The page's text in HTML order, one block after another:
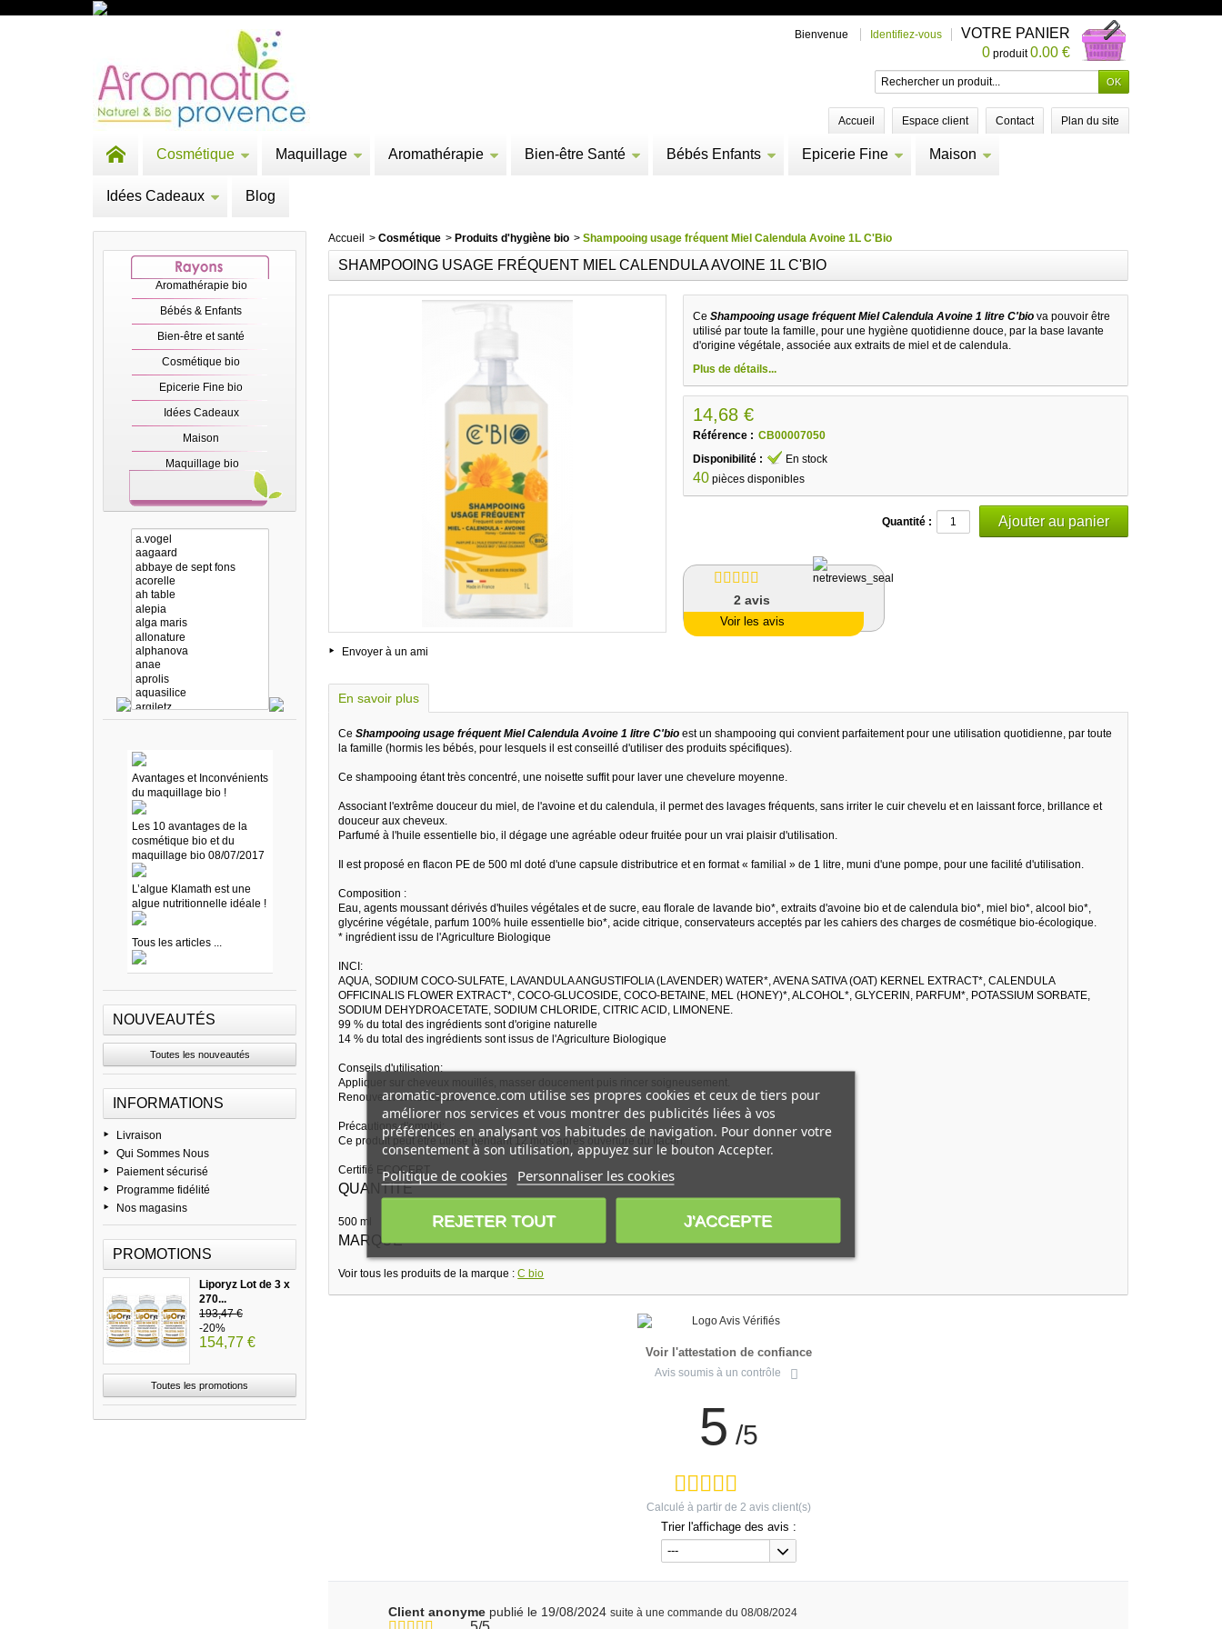
Bienvenue Identifiez-vous
VOTRE PANIER
0 produit0.00 €
Accueil Espace client Contact Plan du site
Cosmétique Maquillage Aromathérapie Bien-être Santé Bébés Enfants Epicerie Fine Maison
Idées Cadeaux Blog
Aromathérapie bio
Bébés & Enfants
Bien-être et santé
Cosmétique bio
Epicerie Fine bio
Idées Cadeaux
Maison
Maquillage bio
Avantages et Inconvénients
du maquillage bio !
Les 10 avantages de la
cosmétique bio et du
maquillage bio 08/07/2017
L’algue Klamath est une
algue nutritionnelle idéale !
Tous les articles ...
NOUVEAUTÉS
Toutes les nouveautés
INFORMATIONS
Livraison
Qui Sommes Nous
Paiement sécurisé
Programme fidélité
Nos magasins
PROMOTIONS
Liporyz Lot de 3 x
270...
193,47 €
-20%
154,77 €
Toutes les promotions
Accueil > Cosmétique > Produits d'hygiène bio > Shampooing usage fréquent Miel Calendula Avoine 1L C'Bio
SHAMPOOING USAGE FRÉQUENT MIEL CALENDULA AVOINE 1L C'BIO
Envoyer à un ami
CeShampooing usage fréquent Miel Calendula Avoine 1 litre C'bio va pouvoir être
utilisé par toute la famille, pour une hygiène quotidienne douce, par la base lavante
d'origine végétale, associée aux extraits de miel et de calendula.
Plus de détails...
14,68 €
Référence : CB00007050
Disponibilité :
En stock
40 pièces disponibles
Quantité :
2avis
Voir les avis
En savoir plus
CeShampooing usage fréquent Miel Calendula Avoine 1 litre C'bio est un shampooing qui convient parfaitement pour une utilisation quotidienne, par toute
la famille (hormis les bébés, pour lesquels il est conseillé d'utiliser des produits spécifiques).
Ce shampooing étant très concentré, une noisette suffit pour laver une chevelure moyenne.
Associant l'extrême douceur du miel, de l'avoine et du calendula, il permet des lavages fréquents, sans irriter le cuir chevelu et en laissant force, brillance et
douceur aux cheveux.
Parfumé à l'huile essentielle bio, il dégage une agréable odeur fruitée pour un vrai plaisir d'utilisation.
Il est proposé en flacon PE de 500 ml doté d'une capsule distributrice et en format « familial » de 1 litre, muni d'une pompe, pour une facilité d'utilisation.
Composition :
Eau, agents moussant dérivés d'huiles végétales et de sucre, eau florale de lavande bio*, extraits d'avoine bio et de calendula bio*, miel bio*, alcool bio*,
glycérine végétale, parfum 100% huile essentielle bio*, acide citrique, conservateurs acceptés par les cahiers des charges de cosmétique bio-écologique.
* ingrédient issu de l'Agriculture Biologique
INCI:
AQUA, SODIUM COCO-SULFATE, LAVANDULA ANGUSTIFOLIA (LAVENDER) WATER*, AVENA SATIVA (OAT) KERNEL EXTRACT*, CALENDULA
OFFICINALIS FLOWER EXTRACT*, COCO-GLUCOSIDE, COCO-BETAINE, MEL (HONEY)*, ALCOHOL*, GLYCERIN, PARFUM*, POTASSIUM SORBATE,
SODIUM DEHYDROACETATE, SODIUM CHLORIDE, CITRIC ACID, LIMONENE.
99 % du total des ingrédients sont d'origine naturelle
14 % du total des ingrédients sont issus de l'Agriculture Biologique
Conseils d'utilisation:
Appliquer sur cheveux mouillés, masser doucement puis rincer soigneusement.
Renouveler si nécessaire.
Précautions d'emploi:
Ce produit peut être utilisé pendant 12 mois après ouverture du flacon.
Certifié ECOCERT
QUANTITÉ
500 ml
MARQUE
Voir tous les produits de la marque :C bio
Voir l'attestation de confiance
Avis soumis à un contrôle
5 /5
Calculé à partir de 2 avis client(s)
Trier l'affichage des avis :
---
Client anonyme publié le 19/08/2024 suite à une commande du 08/08/2024
aromatic-provence.com utilise ses propres cookies et ceux de tiers pour
améliorer nos services et vous montrer des publicités liées à vos
préférences en analysant vos habitudes de navigation. Pour donner votre
consentement à son utilisation, appuyez sur le bouton Accepter.
Politique de cookies Personnaliser les cookies
REJETER TOUT J'ACCEPTE